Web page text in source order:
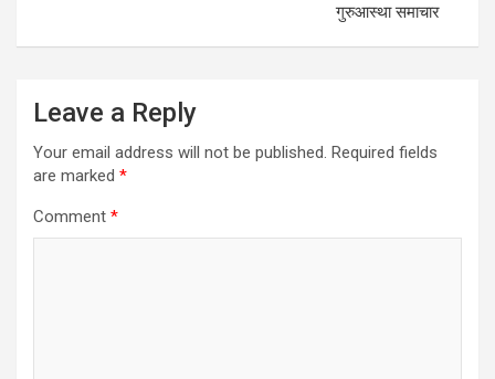
गुरुआस्था समाचार
Leave a Reply
Your email address will not be published. Required fields
are marked *
Comment *